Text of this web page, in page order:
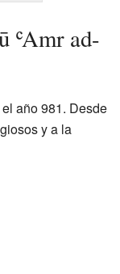
ʿAmr ad-
año 981. Desde
y a la